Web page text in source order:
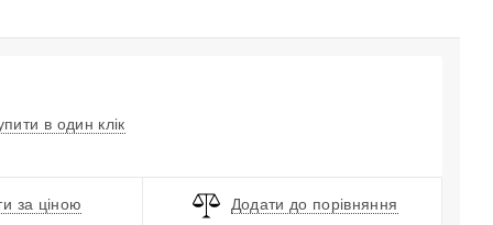
в один клік
за ціною Додати до порівняння